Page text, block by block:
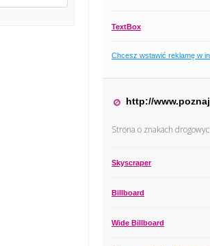
TextBox
Chcesz wstawić reklamę w
http://
Strona o znakach
Skyscraper
Billboard
Wide Billboard